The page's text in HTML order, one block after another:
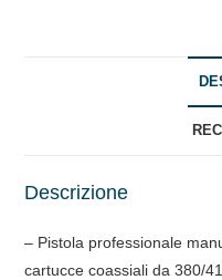
Descrizione
– Pistola professionale
cartucce coassiali da 380/